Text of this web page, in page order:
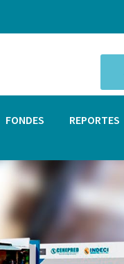
FONDES REPORTES